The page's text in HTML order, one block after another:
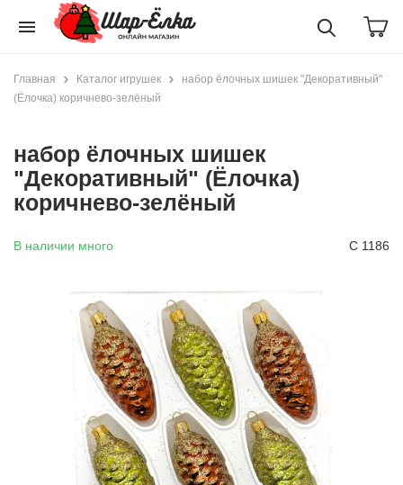
menu
Главная Каталог игрушек
набор ёлочных шишек "Декоративный"
(Ёлочка) коричнево-зелёный
набор ёлочных шишек
"Декоративный" (Ёлочка)
коричнево-зелёный
В наличии много С 1186